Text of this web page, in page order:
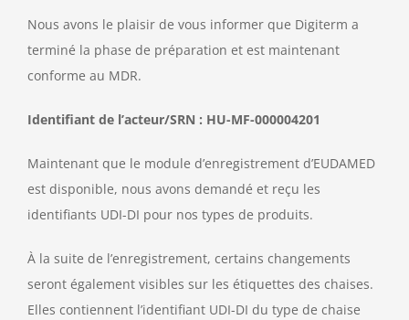
Nous avons le plaisir de vous informer que Digiterm a
terminé la phase de préparation et est maintenant
conforme au MDR.
Identifiant de l’acteur/SRN : HU-MF-000004201
Maintenant que le module d’enregistrement d’EUDAMED
est disponible, nous avons demandé et reçu les
identifiants UDI-DI pour nos types de produits.
À la suite de l’enregistrement, certains changements
seront également visibles sur les étiquettes des chaises.
Elles contiennent l’identifiant UDI-DI du type de chaise